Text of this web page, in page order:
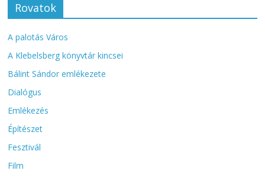
Rovatok
A palotás Város
A Klebelsberg könyvtár kincsei
Bálint Sándor emlékezete
Dialógus
Emlékezés
Építészet
Fesztivál
Film